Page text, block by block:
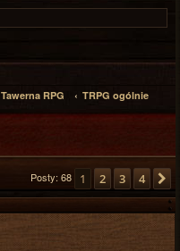
Tawerna RPG TRPG ogólnie
Posty: 68 1 2 3 4